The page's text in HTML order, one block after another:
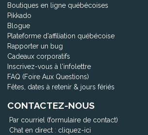
Boutiques en ligne québécoises
Pikkado
Blogue
Plateforme d'affiliation québécoise
Rapporter un bug
Cadeaux corporatifs
Inscrivez-vous à l'infolettre
FAQ (Foire Aux Questions)
Fêtes, dates à retenir & jours fériés
CONTACTEZ-NOUS
Par courriel (formulaire de contact)
Chat en direct : cliquez-ici